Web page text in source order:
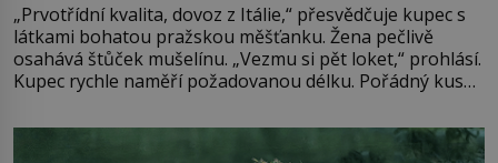
„Prvotřídní kvalita, dovoz z Itálie,“ přesvědčuje kupec s
látkami bohatou pražskou měšťanku. Žena pečlivě
osahává štůček mušelínu. „Vezmu si pět loket,“ prohlásí.
Kupec rychle naměří požadovanou délku. Pořádný kus
milostpaní. Stačí jenom na sukni,“ zhodnotí švadlena
množství růžového mušelínu. „Ošidili vás, podívejte.“